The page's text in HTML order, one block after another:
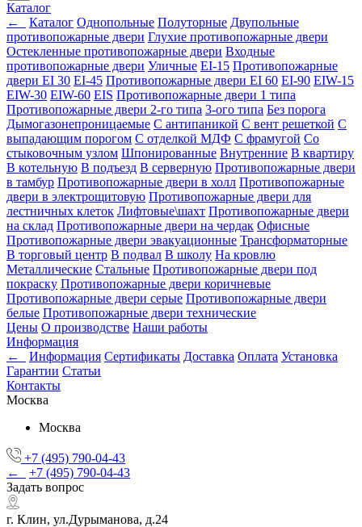
Каталог
←
Каталог Однопольные Полуторные Двупольные
противопожарные двери Глухие противопожарные двери
Остекленные противопожарные двери Входные
противопожарные двери Уличные EI-15 Противопожарные
двери EI 30 EI-45 Противопожарные двери EI 60 EI-90 EIW-15
EIW-30 EIW-60 EIS Противопожарные двери 1 типа
Противопожарные двери 2-го типа 3-ого типа Без порога
Дымогазонепроницаемые С антипаникой С вент решеткой С
выпадающим порогом С отделкой МДФ С фрамугой Со
стыковочным узлом Шпонированные Внутренние В квартиру
В котельную В подъезд В серверную Противопожарные двери
в тамбур Противопожарные двери в холл Противопожарные
двери в электрощитовую Противопожарные двери для
лестничных клеток Лифтовые\шахт Противопожарные двери
на склад Противопожарные двери на чердак Офисные
Противопожарные двери эвакуационные Трансформаторные
В торговый центр В подвал В школу На кровлю
Металлические Стальные Противопожарные двери под
покраску Противопожарные двери коричневые
Противопожарные двери серые Противопожарные двери
белые Противопожарные двери технические
Цены О производстве Наши работы
Информация
←
Информация Сертификаты Доставка Оплата Установка
Гарантии Статьи
Контакты
Москва
Москва
+7 (495) 790-04-43
←
+7 (495) 790-04-43
Задать вопрос
г. Клин, ул.Дурыманова, д.24